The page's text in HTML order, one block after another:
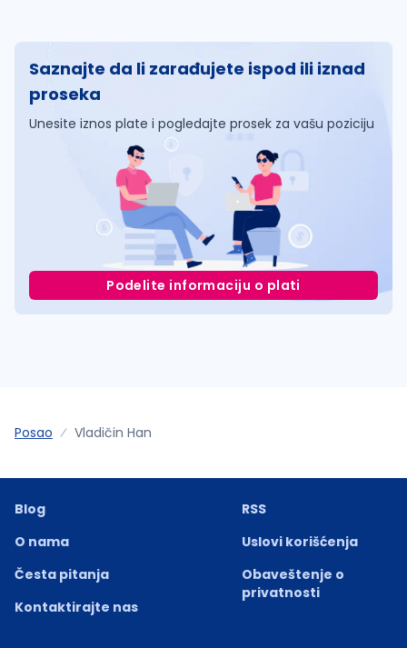
Saznajte da li zarađujete ispod ili iznad
proseka
Unesite iznos plate i pogledajte prosek za vašu poziciju
Podelite informaciju o plati
Posao Vladičin Han
Blog
O nama
Česta pitanja
Kontaktirajte nas
RSS
Uslovi korišćenja
Obaveštenje o
privatnosti